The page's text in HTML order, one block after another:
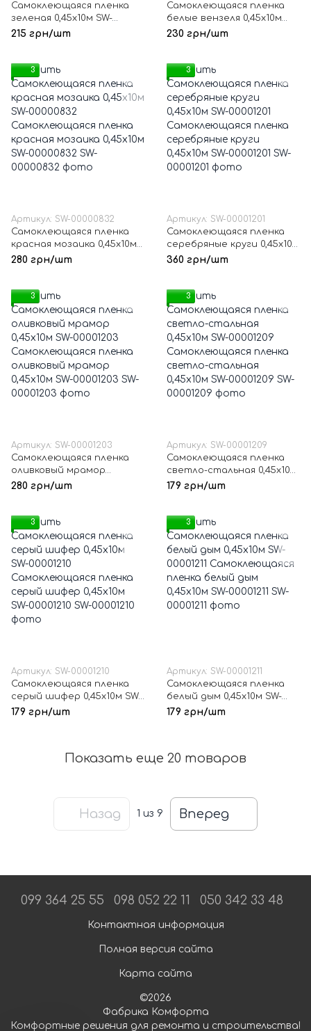
Самоклеющаяся пленка
зеленая 0,45х10м SW-
00000826
215 грн/шт
Самоклеющаяся пленка
белые вензеля 0,45х10м
(10175) SW-00000828
230 грн/шт
3
Артикул: SW-00000832
Самоклеющаяся пленка
красная мозаика 0,45х10м
SW-00000832
280 грн/шт
3
Артикул: SW-00001201
Самоклеющаяся пленка
серебряные круги 0,45х10м
SW-00001201
360 грн/шт
3
Артикул: SW-00001203
Самоклеющаяся пленка
оливковый мрамор
0,45х10м SW-00001203
280 грн/шт
3
Артикул: SW-00001209
Самоклеющаяся пленка
светло-стальная 0,45х10м
SW-00001209
179 грн/шт
3
Артикул: SW-00001210
Самоклеющаяся пленка
серый шифер 0,45х10м SW-
00001210
179 грн/шт
3
Артикул: SW-00001211
Самоклеющаяся пленка
белый дым 0,45х10м SW-
00001211
179 грн/шт
Показать еще 20 товаров
Назад 1 из 9 Вперед
099 364 25 55 098 052 22 11 050 342 33 48
Контактная информация
Полная версия сайта
Карта сайта
©2026
Фабрика Комфорта
Комфортные решения для ремонта и строительства!